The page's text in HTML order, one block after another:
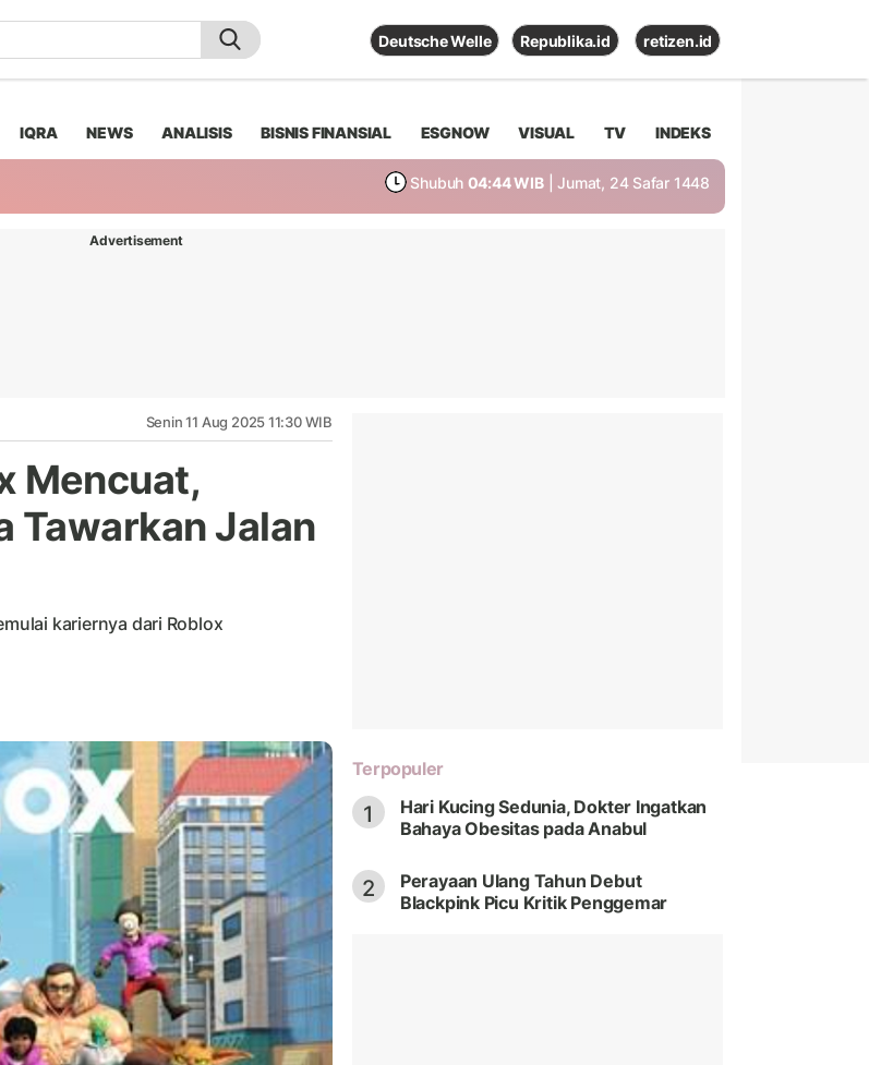
Deutsche Welle Republika.id retizen.id
IQRA NEWS ANALISIS BISNIS FINANSIAL ESGNOW VISUAL TV INDEKS
Shubuh 04:44 WIB | Jumat, 24 Safar 1448
Advertisement
Senin 11 Aug 2025 11:30 WIB
Mencuat,
Tawarkan Jalan
kariernya dari Roblox
Terpopuler
1
Hari Kucing Sedunia, Dokter Ingatkan
Bahaya Obesitas pada Anabul
2
Perayaan Ulang Tahun Debut
Blackpink Picu Kritik Penggemar